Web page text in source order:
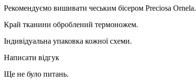
Рекомендуємо вишивати чеським бісером Preciosa Ornela.
Край тканини оброблений термоножем.
Індивідуальна упаковка кожної схеми.
Написати відгук
Ще не було питань.